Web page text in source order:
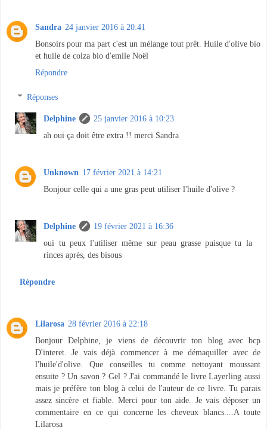
Sandra 24 janvier 2016 à 20:41
Bonsoirs pour ma part c'est un mélange tout prêt. Huile d'olive bio
et huile de colza bio d'emile Noël
Répondre
Réponses
Delphine
25 janvier 2016 à 10:23
ah oui ça doit être extra !! merci Sandra
Unknown 17 février 2021 à 14:21
Bonjour celle qui a une gras peut utiliser l'huile d'olive ?
Delphine
19 février 2021 à 16:36
oui tu peux l'utiliser même sur peau grasse puisque tu la
rinces après, des bisous
Répondre
Lilarosa 28 février 2016 à 22:18
Bonjour Delphine, je viens de découvrir ton blog avec bcp
D'interet. Je vais déjà commencer à me démaquiller avec de
l'huile'd'olive. Que conseilles tu comme nettoyant moussant
ensuite ? Un savon ? Gel ? J'ai commandé le livre Layerling aussi
mais je préfère ton blog à celui de l'auteur de ce livre. Tu parais
assez sincère et fiable. Merci pour ton aide. Je vais déposer un
commentaire en ce qui concerne les cheveux blancs....A toute
Lilarosa